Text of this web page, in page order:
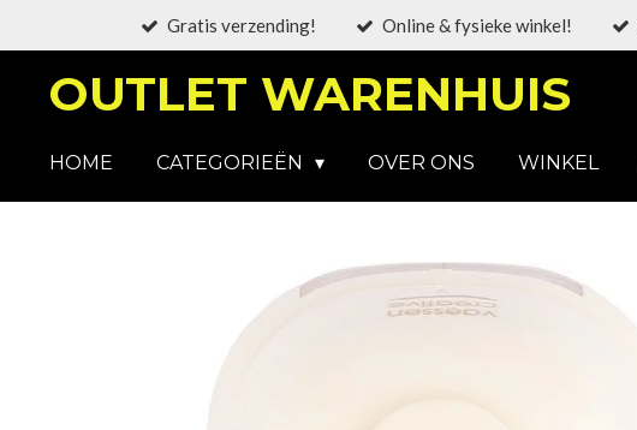
hoofdinhoud
Gratis verzending! Online & fysieke winkel!
OUTLET WARENHUIS
HOME CATEGORIEËN OVER ONS WINKEL